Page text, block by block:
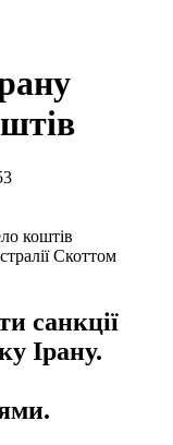
Скоттом
санкції
Ірану.